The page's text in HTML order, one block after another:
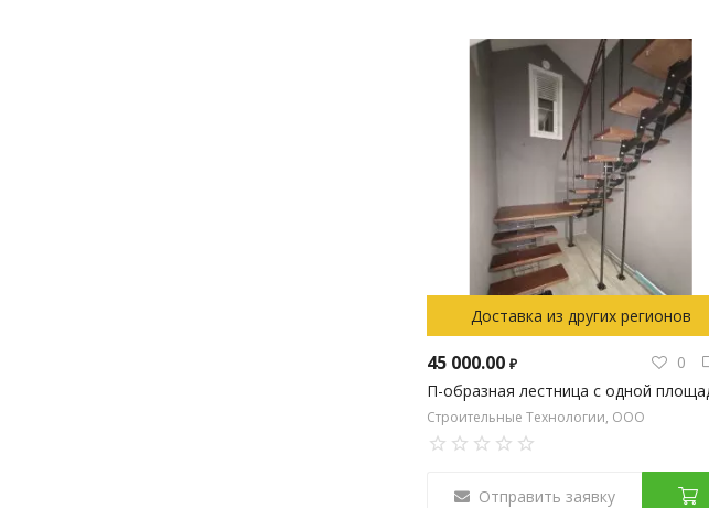
Доставка из других регионов
45 000.00 ₽
0
Строительные Технологии, ООО
Отправить заявку